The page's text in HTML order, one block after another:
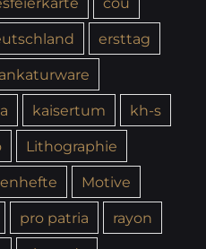
ersttag
kaisertum
kh-s
Lithographie
Motive
pro patria
rayon